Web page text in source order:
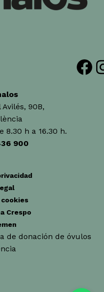
Facebook
90B,
8.30 h a 16.30 h.
900
Crespo
de donación de óvulos